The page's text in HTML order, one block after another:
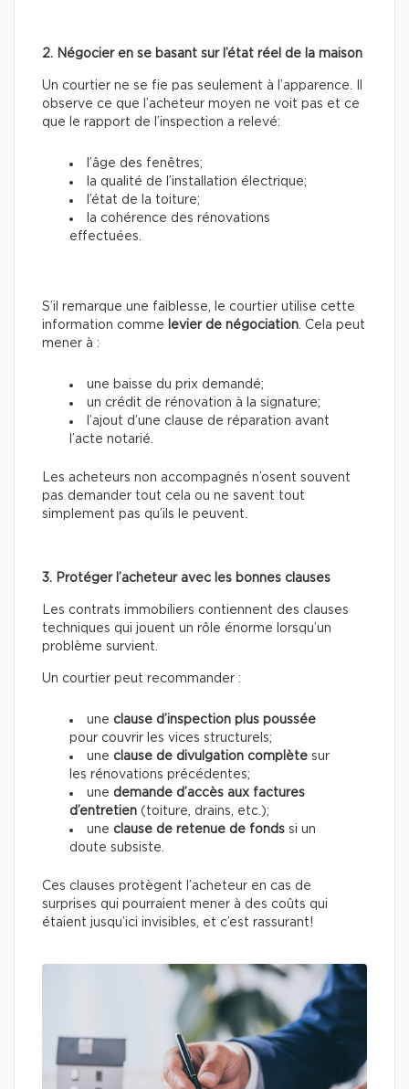
2. Négocier en se basant sur l’état réel de la maison
Un courtier ne se fie pas seulement à l’apparence. Il
observe ce que l’acheteur moyen ne voit pas et ce
que le rapport de l’inspection a relevé:
l’âge des fenêtres;
la qualité de l’installation électrique;
l’état de la toiture;
la cohérence des rénovations
effectuées.
S’il remarque une faiblesse, le courtier utilise cette
information comme levier de négociation. Cela peut
mener à :
une baisse du prix demandé;
un crédit de rénovation à la signature;
l’ajout d’une clause de réparation avant
l’acte notarié.
Les acheteurs non accompagnés n’osent souvent
pas demander tout cela ou ne savent tout
simplement pas qu’ils le peuvent.
3. Protéger l’acheteur avec les bonnes clauses
Les contrats immobiliers contiennent des clauses
techniques qui jouent un rôle énorme lorsqu’un
problème survient.
Un courtier peut recommander :
une clause d’inspection plus poussée
pour couvrir les vices structurels;
une clause de divulgation complète sur
les rénovations précédentes;
une demande d’accès aux factures
d’entretien (toiture, drains, etc.);
une clause de retenue de fonds si un
doute subsiste.
Ces clauses protègent l’acheteur en cas de
surprises qui pourraient mener à des coûts qui
étaient jusqu’ici invisibles, et c’est rassurant!